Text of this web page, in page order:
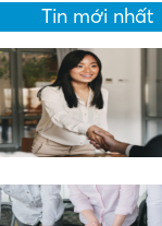
Tin mới nhất